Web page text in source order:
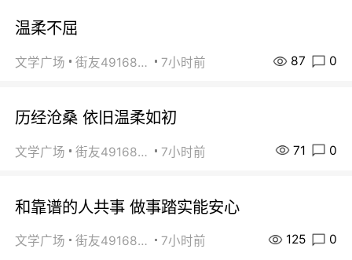
温柔不屈
文学广场 街友49168527 7小时前 87 0
历经沧桑 依旧温柔如初
文学广场 街友49168527 7小时前 71 0
和靠谱的人共事 做事踏实能安心
文学广场 街友49168527 7小时前 125 0